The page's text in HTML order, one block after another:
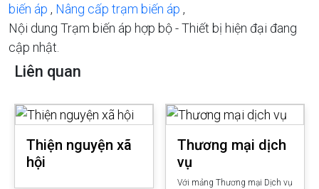
biến áp , Nâng cấp trạm biến áp ,
Nội dung Trạm biến áp hợp bộ - Thiết bị hiện đại đang
cập nhật.
Liên quan
Thiện nguyện xã
hội
Thương mại dịch
vụ
Với mảng Thương mại Dịch vụ